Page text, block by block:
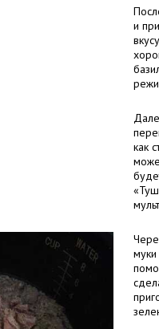
и
как